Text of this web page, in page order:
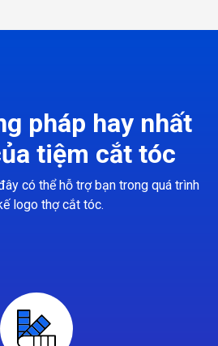
pháp hay nhất
tiệm cắt tóc
có thể hỗ trợ bạn trong quá trình
logo thợ cắt tóc.